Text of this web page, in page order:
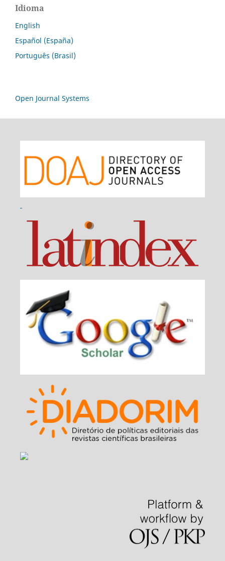
Idioma
English
Español (España)
Português (Brasil)
Open Journal Systems